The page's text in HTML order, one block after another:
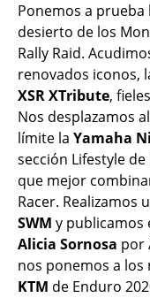
Ponemos a prueba
desierto de los
Rally Raid.
renovados iconos,
XSR XTribute,
Nos desplazamos
límite la Yamaha
sección Lifestyle de
que mejor
Racer. Realizamos
SWM y publicamos
Alicia Sornosa por
nos ponemos a los
KTM de Enduro